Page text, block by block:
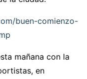
buen-comienzo-
mañana con la
en